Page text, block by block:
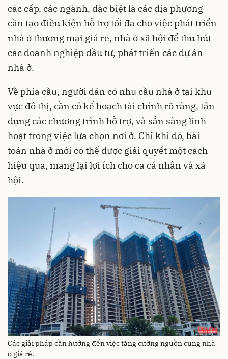
các cấp, các ngành, đặc biệt là các địa phương
cần tạo điều kiện hỗ trợ tối đa cho việc phát triển
nhà ở thương mại giá rẻ, nhà ở xã hội để thu hút
các doanh nghiệp đầu tư, phát triển các dự án
nhà ở.
Về phía cầu, người dân có nhu cầu nhà ở tại khu
vực đô thị, cần có kế hoạch tài chính rõ ràng, tận
dụng các chương trình hỗ trợ, và sẵn sàng linh
hoạt trong việc lựa chọn nơi ở. Chỉ khi đó, bài
toán nhà ở mới có thể được giải quyết một cách
hiệu quả, mang lại lợi ích cho cả cá nhân và xã
hội.
Các giải pháp cần hướng đến việc tăng cường nguồn cung nhà
ở giá rẻ.